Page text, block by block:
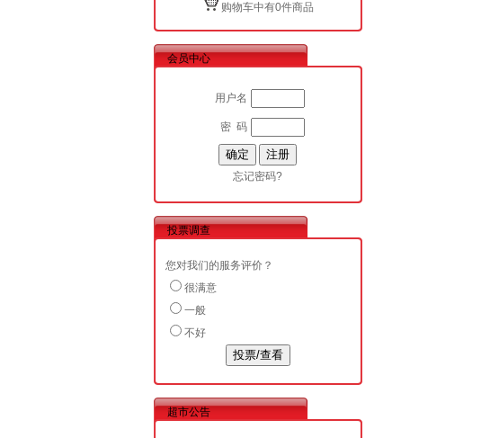
购物车中有0件商品
会员中心
用户名
密 码
忘记密码?
投票调查
您对我们的服务评价？
很满意
一般
不好
超市公告